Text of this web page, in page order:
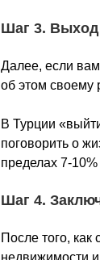
Шаг 3. Выход
Далее, если
об этом своему
В Турции
поговорить о
пределах 7-
Шаг 4.
После того,